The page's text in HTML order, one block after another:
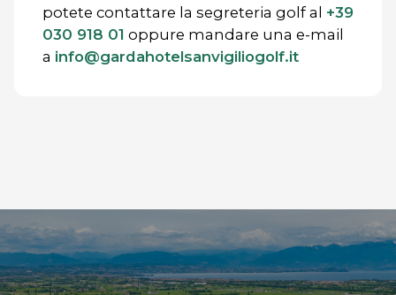
potete contattare la segreteria golf al +39
030 918 01 oppure mandare una e-mail
a info@gardahotelsanvigiliogolf.it